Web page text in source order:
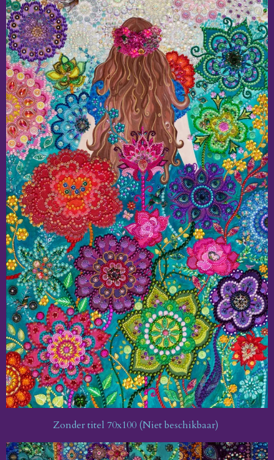
Zonder titel 70x100 (Niet beschikbaar)